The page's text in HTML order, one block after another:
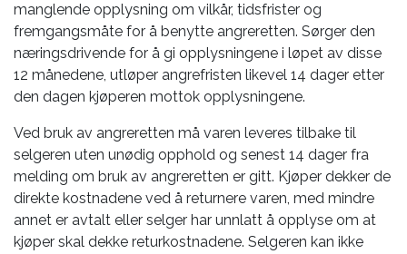
manglende opplysning om vilkår, tidsfrister og
fremgangsmåte for å benytte angreretten. Sørger den
næringsdrivende for å gi opplysningene i løpet av disse
12 månedene, utløper angrefristen likevel 14 dager etter
den dagen kjøperen mottok opplysningene.
Ved bruk av angreretten må varen leveres tilbake til
selgeren uten unødig opphold og senest 14 dager fra
melding om bruk av angreretten er gitt. Kjøper dekker de
direkte kostnadene ved å returnere varen, med mindre
annet er avtalt eller selger har unnlatt å opplyse om at
kjøper skal dekke returkostnadene. Selgeren kan ikke